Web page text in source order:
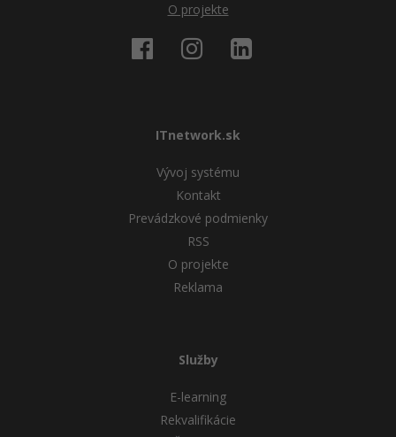
O projekte
ITnetwork.sk
Vývoj systému
Kontakt
Prevádzkové podmienky
RSS
O projekte
Reklama
Služby
E-learning
Rekvalifikácie